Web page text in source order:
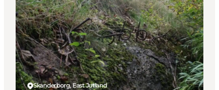
Skanderborg, East Jutland